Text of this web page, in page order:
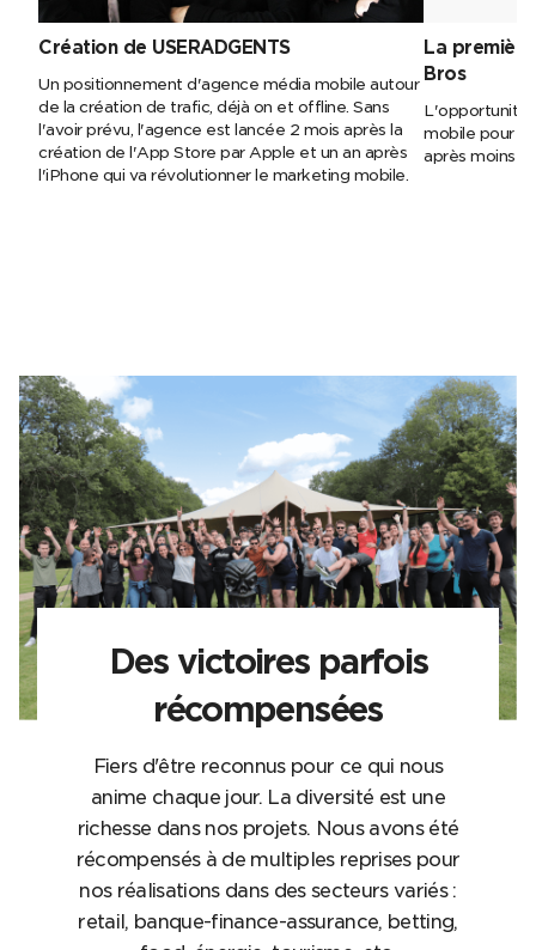
Création de USERADGENTS
Un positionnement d'agence média mobile autour
de la création de trafic, déjà on et offline. Sans
l'avoir prévu, l'agence est lancée 2 mois après la
création de l'App Store par Apple et un an après
l'iPhone qui va révolutionner le marketing mobile.
La
Bros
L'opportunité
mobile pour
après moins
Des victoires parfois
récompensées
Fiers d'être reconnus pour ce qui nous
anime chaque jour. La diversité est une
richesse dans nos projets. Nous avons été
récompensés à de multiples reprises pour
nos réalisations dans des secteurs variés :
retail, banque-finance-assurance, betting,